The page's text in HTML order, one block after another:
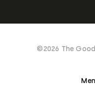
©2026 The